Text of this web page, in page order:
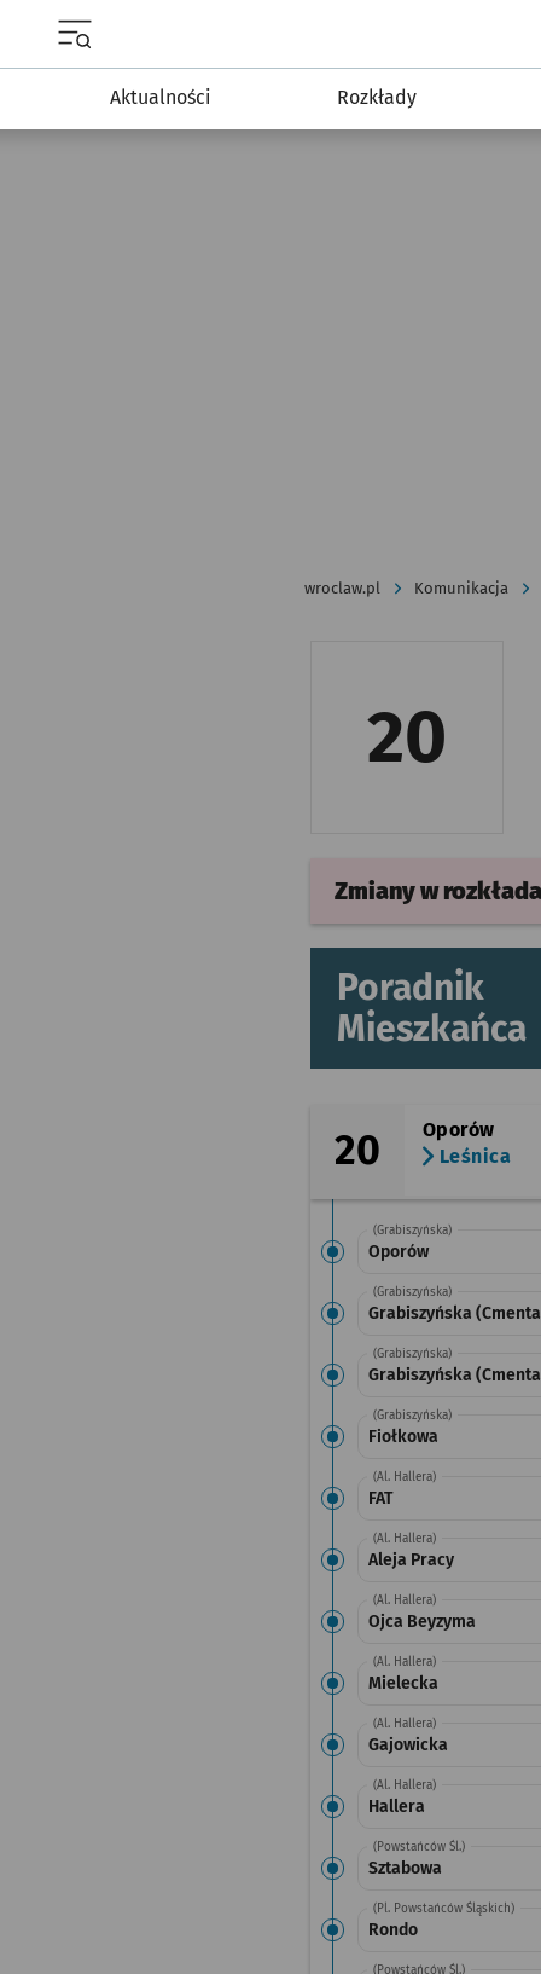
Aktualności Rozkłady
wroclaw.pl Komunikacja
20
Zmiany w
Poradnik
Mieszkańca
20
Oporów
Leśnica
(Grabiszyńska)
Oporów
(Grabiszyńska)
Grabiszyńska
(Grabiszyńska)
Grabiszyńska
(Grabiszyńska)
Fiołkowa
(Al. Hallera)
FAT
(Al. Hallera)
Aleja Pracy
(Al. Hallera)
Ojca Beyzyma
(Al. Hallera)
Mielecka
(Al. Hallera)
Gajowicka
(Al. Hallera)
Hallera
(Powstańców Śl.)
Sztabowa
(Pl. Powstańców Śląskich)
Rondo
(Powstańców Śl.)